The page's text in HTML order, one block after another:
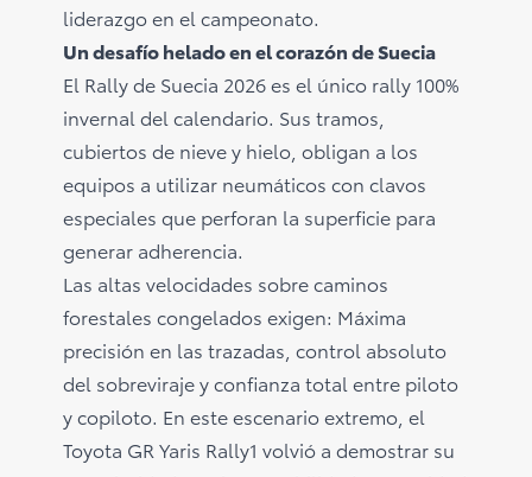
liderazgo en el campeonato.
Un desafío helado en el corazón de Suecia
El Rally de Suecia 2026 es el único rally 100%
invernal del calendario. Sus tramos,
cubiertos de nieve y hielo, obligan a los
equipos a utilizar neumáticos con clavos
especiales que perforan la superficie para
generar adherencia.
Las altas velocidades sobre caminos
forestales congelados exigen: Máxima
precisión en las trazadas, control absoluto
del sobreviraje y confianza total entre piloto
y copiloto. En este escenario extremo, el
Toyota GR Yaris Rally1 volvió a demostrar su